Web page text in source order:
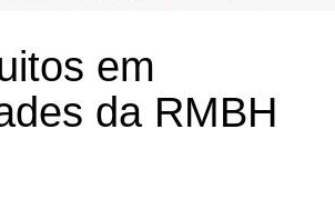
em
da RMBH